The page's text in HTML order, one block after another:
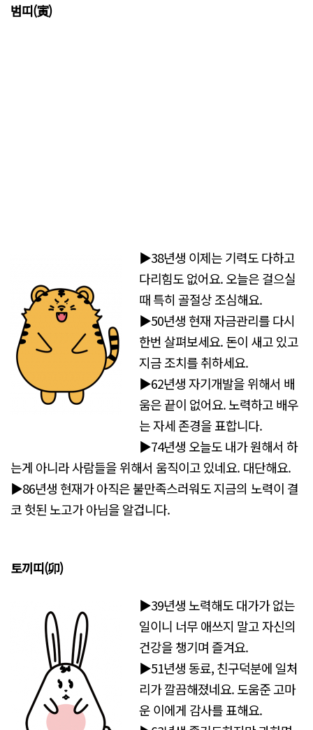
범띠(寅)
▶38년생 이제는 기력도 다하고
다리힘도 없어요. 오늘은 걸으실
때 특히 골절상 조심해요.
▶50년생 현재 자금관리를 다시
한번 살펴보세요. 돈이 새고 있고
지금 조치를 취하세요.
▶62년생 자기개발을 위해서 배
움은 끝이 없어요. 노력하고 배우
는 자세 존경을 표합니다.
▶74년생 오늘도 내가 원해서 하
는게 아니라 사람들을 위해서 움직이고 있네요. 대단해요.
▶86년생 현재가 아직은 불만족스러워도 지금의 노력이 결
코 헛된 노고가 아님을 알겁니다.
토끼띠(卯)
▶39년생 노력해도 대가가 없는
일이니 너무 애쓰지 말고 자신의
건강을 챙기며 즐겨요.
▶51년생 동료, 친구덕분에 일처
리가 깔끔해졌네요. 도움준 고마
운 이에게 감사를 표해요.